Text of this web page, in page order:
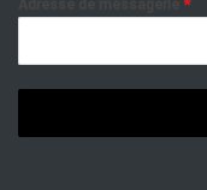
*